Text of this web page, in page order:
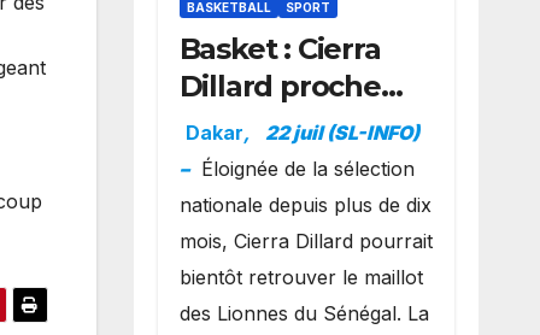
BASKETBALL SPORT
Basket : Cierra
Dillard proche
d’un grand
retour avec les
Lionnes ?
Dakar,
22 juil (SL-INFO)
– Éloignée de la sélection
nationale depuis plus de dix
mois, Cierra Dillard pourrait
bientôt retrouver le maillot
des Lionnes du Sénégal. La